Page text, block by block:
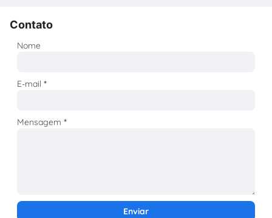
Contato
Nome
E-mail*
Mensagem*